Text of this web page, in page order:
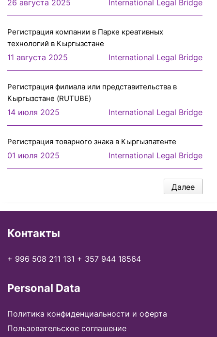
26 августа 2025 International Legal Bridge
Регистрация компании в Парке креативных
технологий в Кыргызстане
11 августа 2025 International Legal Bridge
Регистрация филиала или представительcтва в
Кыргызстане (RUTUBE)
14 июля 2025 International Legal Bridge
Регистрация товарного знака в Кыргызпатенте
01 июля 2025 International Legal Bridge
Далее
Контакты
+ 996 508 211 131 + 357 944 18564
Personal Data
Политика конфиденциальности и оферта
Пользовательское соглашение